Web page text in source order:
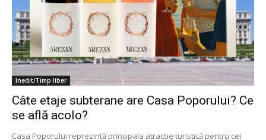
Inedit/Timp liber
Câte etaje subterane are Casa Poporului? Ce
se află acolo?
Casa Poporului reprezintă principala atracție turistică pentru cei